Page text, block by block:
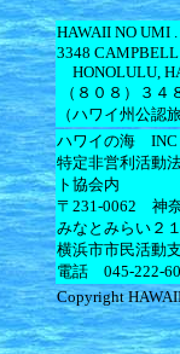
HAWAII NO
3348 CAMPBELL
HONOLULU,
（８０８）３４
（ハワイ州公認
ハワイの海
特定非営利活動
ト協会内
〒231-0062 神
みなとみらい２
横浜市市民活動
電話 045-222-
Copyright